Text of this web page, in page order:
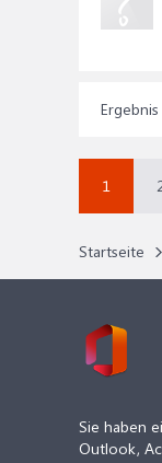
1
Startseite
Sie haben
Outlook,